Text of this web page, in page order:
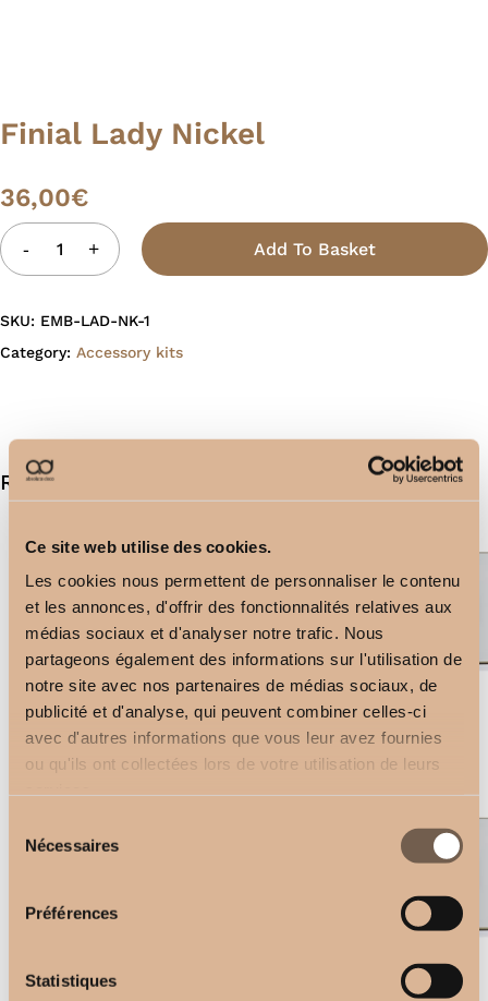
Ce site web utilise des cookies.
Les cookies nous permettent de personnaliser le contenu
et les annonces, d'offrir des fonctionnalités relatives aux
médias sociaux et d'analyser notre trafic. Nous
partageons également des informations sur l'utilisation de
notre site avec nos partenaires de médias sociaux, de
publicité et d'analyse, qui peuvent combiner celles-ci
avec d'autres informations que vous leur avez fournies
ou qu'ils ont collectées lors de votre utilisation de leurs
Nécessaires
Préférences
Statistiques
Finial Lady Nickel
36,00€
Add To Basket
SKU: EMB-LAD-NK-1
Category: Accessory kits
Related products
Wall bracket 11 cm
1-channel remote control